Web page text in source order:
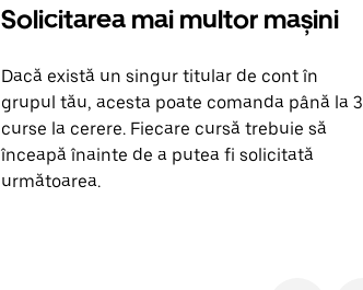
Solicitarea mai multor mașini
Dacă există un singur titular de cont în
grupul tău, acesta poate comanda până la 3
curse la cerere. Fiecare cursă trebuie să
înceapă înainte de a putea fi solicitată
următoarea.